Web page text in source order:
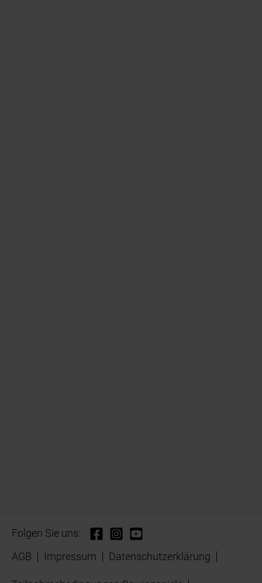
Folgen Sie uns:
AGB
Impressum Datenschutzerklärung